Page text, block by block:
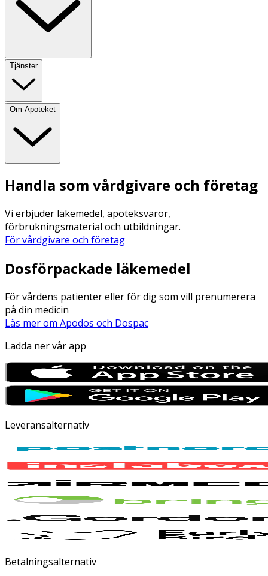
Tjänster
Om Apoteket
Handla som vårdgivare och företag
Vi erbjuder läkemedel, apoteksvaror,
förbrukningsmaterial och utbildningar.
För vårdgivare och företag
Dosförpackade läkemedel
För vårdens patienter eller för dig som vill prenumerera
på din medicin
Läs mer om Apodos och Dospac
Ladda ner vår app
Leveransalternativ
Betalningsalternativ